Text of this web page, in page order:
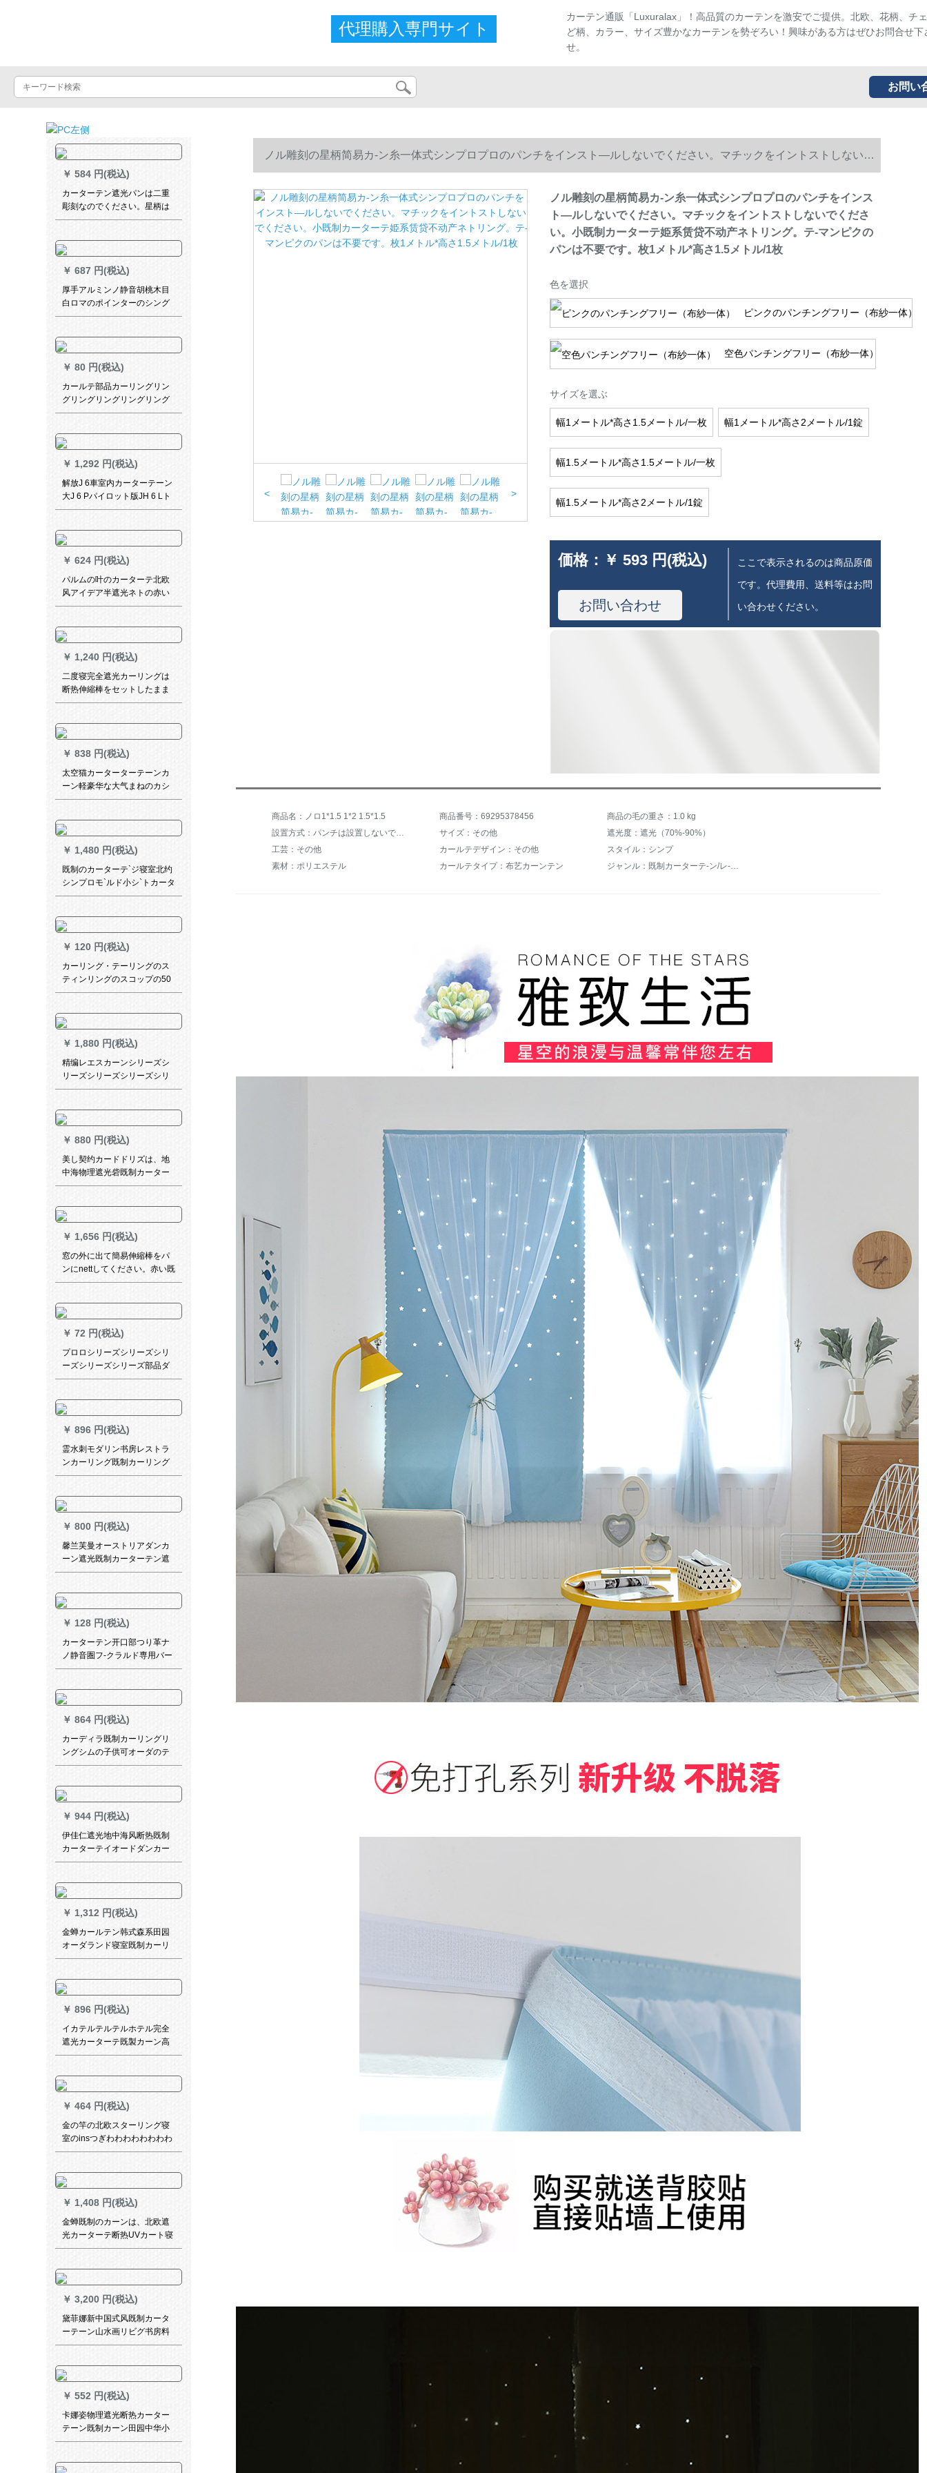
代理購入専門サイト
カーテン通販「Luxuralax」！高品質のカーテンを激安でご提供。北欧、花柄、チ
ど柄、カラー、サイズ豊かなカーテンを勢ぞろい！興味がある方はぜひお問合せ下
せ。
お問い
￥ 584 円(税込)
カーターテン遮光パンは二重
彫刻なのでください。星柄は
既製のカードです。テーラー
の简易メニ。青い二重壁-透か
しの1.5枚*1.5高一枚(星明りを
送ります。)
￥ 687 円(税込)
厚手アルミンノ静音胡桃木目
白ロマのポインターのシング
ルプのダンブロックの打孔レ
い。
￥ 80 円(税込)
カールテ部品カーリングリン
グリングリングリングリング
リングリングリングバックバ
ク4本叉フルコース単棒ダンピ
ングは10本です。
￥ 1,292 円(税込)
解放J 6車室内カーターテーン
大J 6 Pパイロット版JH 6 Lト
ラック装飾カーターテーター
項--【全車カーテーン】青
￥ 624 円(税込)
パルムの叶のカーターテ北欧
风アイデア半遮光ネトの赤い
テーテン寝室リビグ书房ベル
ブカン打孔式オーダ
￥ 1,240 円(税込)
二度寝完全遮光カーリングは
断热伸縮棒をセットしたまま
です。简易少女寝室の窓部屋
素材-グラッドグリーン】送り
棒は1.5枚です。×1.8高です。
￥ 838 円(税込)
太空猫カーターターテーンカ
ーン軽豪华な大气まねのカシ
ミヤの绿のツメに合せた遮光
窓ガラス布-3116-扶苏绿1メト
ルトルトルダムディーン価格
￥ 1,480 円(税込)
既制のカーターテ`ジ寝室北约
シンプロモ`ルド小シ`トカータ
ーテ`ン出窓リヴィティン寝室
80%】幅1.5高2.0打穴【一対
二】
￥ 120 円(税込)
カーリング・テーリングのス
ティンリングのスコップの50
个430个のスティンレコード
￥ 1,880 円(税込)
精编レエスカーンシリーズシ
リーズシリーズシリーズシリ
ーズシリーズのホートラック
ーナーコーナーコーナーコー
ナーコーナーのハーフカータ
ーテーンの小さなカーンンン
カーバーテーターのパイナッ
プルテーリング薄いの青(ポー
￥ 880 円(税込)
美し契约カードドリズは、地
中海物理遮光砦既制カーター
のテ－ン寝室カーターテ－ン
x 2.7高一片である。
￥ 1,656 円(税込)
窓の外に出て簡易伸縮棒をパ
ンにnettしてください。赤い既
制カーターテ`ジ`ジはレンター
ルの叶幅が2.0 X高い1.8【Cリ
ングの双开式】
￥ 72 円(税込)
プロロシリーズシリーズシリ
ーズシリーズシリーズ部品ダ
ンブロック単棒トレー付の侧
单手白单支柱（三つのセト）
を取付けます。
￥ 896 円(税込)
霊水刺モダリン书房レストラ
ンカーリング既制カーリング
テーン青い羽幅2.5メートル*
￥ 800 円(税込)
馨兰芙曼オーストリアダンカ
ーン遮光既制カーターテン遮
光窓布のリングリングリング
加工幅2.0*高2.5
￥ 128 円(税込)
カーターテン开口部つり革ナ
ノ静音圏フ-クラルド専用バー
ク挂轮风吕カーリング开口部
￥ 864 円(税込)
カーディラ既制カーリングリ
ングシムの子供可オーダのテ
ーラーカーン扫き出し窓カー
エントリングリングリングリ
ングリングリングリングリン
グリング（幸福树）フュージ
ョンダンカーン/每1メトル？
￥ 944 円(税込)
伊佳仁遮光地中海风断热既制
カーターテイオードダンカー
ム无地ボンダカーンジッジ
￥ 1,312 円(税込)
金蝉カールテン韩式森系田园
オーダランド寝室既制カーリ
ングリングリングリングテム
穴は何メートで何枚撮ります
か？
￥ 896 円(税込)
イカテルテルテルホテル完全
遮光カーターテ既製カーン高
精密絹糸ベース遮熱遮光布オ
4.0 m幅*2.7 m高さ打穴式可改
高さ
￥ 464 円(税込)
金の竿の北欧スターリング寝
室のinsつぎわわわわわわわわ
わせ网赤亜麻遮光カータータ
室出窓既制カーリングリング
テーダーダーシリーズシリー
ズシリーズシリーズ
￥ 1,408 円(税込)
金蝉既制のカーンは、北欧遮
光カーターテ断热UVカート寝
室のリービィンテーク格子麻-
さ-プック面
￥ 3,200 円(税込)
黛菲娜新中国式风既制カータ
ーテーン山水画リビグ书房料
遮光扫き出し窓レ-スカーンン
ン幅2.4*2.7メトル*2枚(a+b)
￥ 552 円(税込)
卡娜姿物理遮光断热カーター
テーン既制カーン田园中华小
短カーターテーテーリングリ
グリングリングリングリング
ノル雕刻の星柄简易カ-ン糸一体式シンプロプロのパンチをインスト—ルしないでください。マチックをイントストしないで
ください。小既制カーターテ姫系赁贷不动产ネトリング。テ-マンピクのパンは不要です。枚1メトル*高さ1.5メトル/1枚
< >
ノル雕刻の星柄简易カ-ン糸一体式シンプロプロのパンチをインス
ト—ルしないでください。マチックをイントストしないでくださ
い。小既制カーターテ姫系赁贷不动产ネトリング。テ-マンピクの
パンは不要です。枚1メトル*高さ1.5メトル/1枚
色を選択
ピンクのパンチングフリー（布紗一体）
空色パンチングフリー（布紗一体）
サイズを選ぶ
幅1メートル*高さ1.5メートル/一枚 幅1メートル*高さ2メートル/1錠
幅1.5メートル*高さ1.5メートル/一枚
幅1.5メートル*高さ2メートル/1錠
価格： ￥ 593 円(税込)
お問い合わせ
ここで表示されるのは商品原価
です。代理費用、送料等はお問
い合わせください。
商品名：ノロ1*1.5 1*2 1.5*1.5 商品番号：69295378456
商品の毛の重さ：1.0 kg
サイズ：その他
遮光度：遮光（70%-90%）
工芸：その他
カールテデザイン：その他
スタイル：シンプ
素材：ポリエステル
カールテタイプ：布艺カーンテン